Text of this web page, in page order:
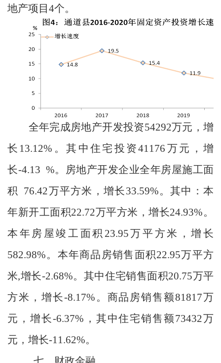
地产项目4个。
全年完成房地产开发投资54292万元，增
长 13.12% 。其中住宅投资41176 万元，增
长-4.13 %。房地产开发企业全年房屋施工面
积
76.42万平方米，增长 33.59%。其中：本
年新开工面积22.72万平方米，增长24.93%。
本年房屋竣工面积 23.95万平方米，增长
582.98%。本年商品房销售面积22.95万平方
米,增长-2.68%。其中住宅销售面积20.75万平
方米，增长-8.17% 。商品房销售额81817万
元，增长-6.37% ，其中住宅销售额73432万
元，增长-11.62%。